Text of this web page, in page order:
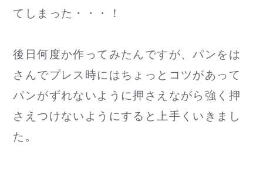
てしまった・・・！
後日何度か作ってみたんですが、パンをは
さんでプレス時にはちょっとコツがあって
パンがずれないように押さえながら強く押
さえつけないようにすると上手くいきまし
た。